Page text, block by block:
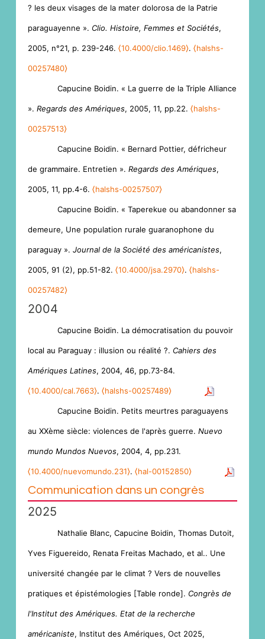
? les deux visages de la mater dolorosa de la Patrie
paraguayenne ». Clio. Histoire, Femmes et Sociétés,
2005, n°21, p. 239-246. ⟨10.4000/clio.1469⟩. ⟨halshs-
00257480⟩
Capucine Boidin. « La guerre de la Triple Alliance
». Regards des Amériques, 2005, 11, pp.22. ⟨halshs-
00257513⟩
Capucine Boidin. « Bernard Pottier, défricheur
de grammaire. Entretien ». Regards des Amériques,
2005, 11, pp.4-6. ⟨halshs-00257507⟩
Capucine Boidin. « Taperekue ou abandonner sa
demeure, Une population rurale guaranophone du
paraguay ». Journal de la Société des américanistes,
2005, 91 (2), pp.51-82. ⟨10.4000/jsa.2970⟩. ⟨halshs-
00257482⟩
2004
Capucine Boidin. La démocratisation du pouvoir
local au Paraguay : illusion ou réalité ?. Cahiers des
Amériques Latines, 2004, 46, pp.73-84.
⟨10.4000/cal.7663⟩. ⟨halshs-00257489⟩
Capucine Boidin. Petits meurtres paraguayens
au XXème siècle: violences de l'après guerre. Nuevo
mundo Mundos Nuevos, 2004, 4, pp.231.
⟨10.4000/nuevomundo.231⟩. ⟨hal-00152850⟩
Communication dans un congrès
2025
Nathalie Blanc, Capucine Boidin, Thomas Dutoit,
Yves Figuereido, Renata Freitas Machado, et al.. Une
université changée par le climat ? Vers de nouvelles
pratiques et épistémologies [Table ronde]. Congrès de
l'Institut des Amériques. Etat de la recherche
américaniste, Institut des Amériques, Oct 2025,